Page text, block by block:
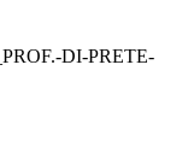
DI-PRETE-